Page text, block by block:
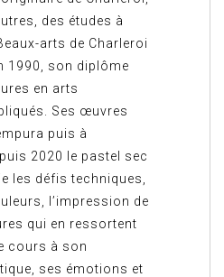
des études à
arts de Charleroi
1990, son diplôme
en arts
Ses œuvres
puis à
2020 le pastel sec
les défis techniques,
l’impression de
qui en ressortent
cours à son
ses émotions et